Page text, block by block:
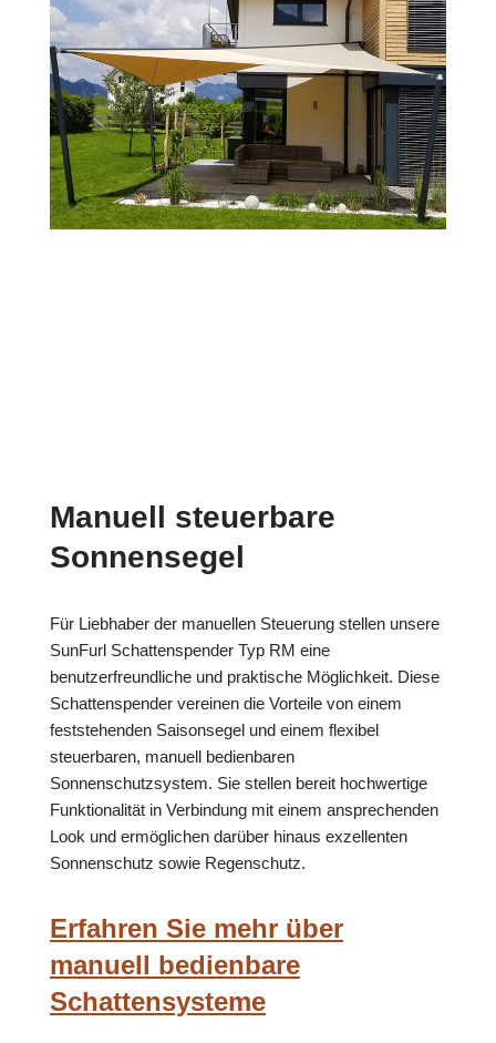
Manuell steuerbare
Sonnensegel
Für Liebhaber der manuellen Steuerung stellen unsere
SunFurl Schattenspender Typ RM eine
benutzerfreundliche und praktische Möglichkeit. Diese
Schattenspender vereinen die Vorteile von einem
feststehenden Saisonsegel und einem flexibel
steuerbaren, manuell bedienbaren
Sonnenschutzsystem. Sie stellen bereit hochwertige
Funktionalität in Verbindung mit einem ansprechenden
Look und ermöglichen darüber hinaus exzellenten
Sonnenschutz sowie Regenschutz.
Erfahren Sie mehr über
manuell bedienbare
Schattensysteme